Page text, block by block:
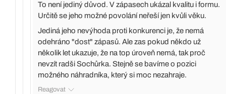
To není jediný důvod. V zápasech ukázal kvalitu i formu.
Určitě se jeho možné povolání neřeší jen kvůli věku.
Jediná jeho nevýhoda proti konkurenci je, že nemá
odehráno "dost" zápasů. Ale zas pokud někdo už
několik let ukazuje, že na top úroveň nemá, tak proč
nevzít radši Sochůrka. Stejně se bavíme o pozici
možného náhradníka, který si moc nezahraje.
Reagovat